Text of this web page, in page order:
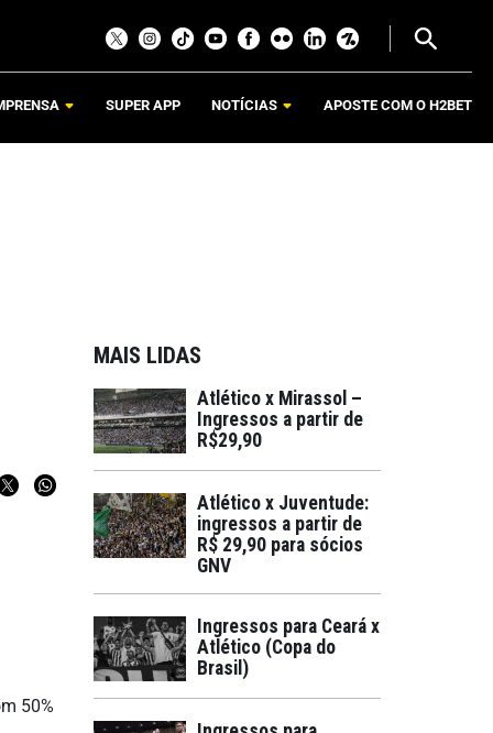
SUPER APP NOTÍCIAS APOSTE COM O H2BET
50%
MAIS LIDAS
Atlético x Mirassol –
Ingressos a partir de
R$29,90
Atlético x Juventude:
ingressos a partir de
R$ 29,90 para sócios
GNV
Ingressos para Ceará x
Atlético (Copa do
Brasil)